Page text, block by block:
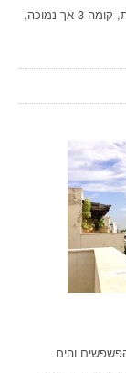
מ"ר, משופצת אדריכלית ברמה הגבוהה ביותר, מרוהטת, קומה 3 אך נמוכה,
והים